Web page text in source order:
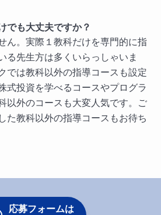
でも大丈夫ですか？
ん。実際１教科だけを専門的に指
る先生方は多くいらっしゃいま
では教科以外の指導コースも設定
式投資を学べるコースやプログラ
以外のコースも大変人気です。ご
た教科以外の指導コースもお待ち
応募フォームは